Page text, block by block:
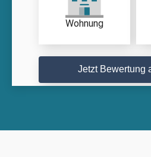
Wohnung
Jetzt Bewertung